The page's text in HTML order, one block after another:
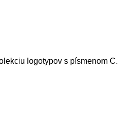
logotypov s písmenom C.